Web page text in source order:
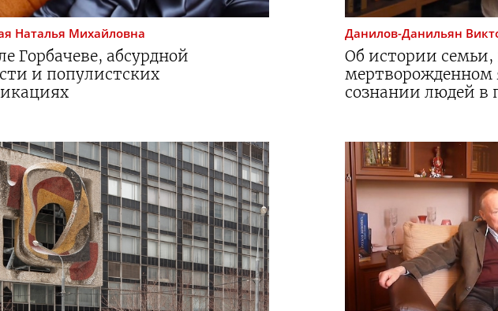
Наталья Михайловна
Горбачеве, абсурдной
и популистских
Данилов-Данильян
Об истории
мертворожденном
сознании людей в